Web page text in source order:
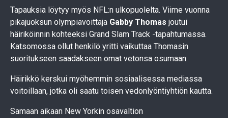
Tapauksia löytyy myös NFL:n ulkopuolelta. Viime vuonna
pikajuoksun olympiavoittaja Gabby Thomas joutui
häiriköinnin kohteeksi Grand Slam Track -tapahtumassa.
Katsomossa ollut henkilö yritti vaikuttaa Thomasin
suoritukseen saadakseen omat vetonsa osumaan.
Häirikkö kerskui myöhemmin sosiaalisessa mediassa
voitoillaan, jotka oli saatu toisen vedonlyöntiyhtiön kautta.
Samaan aikaan New Yorkin osavaltion